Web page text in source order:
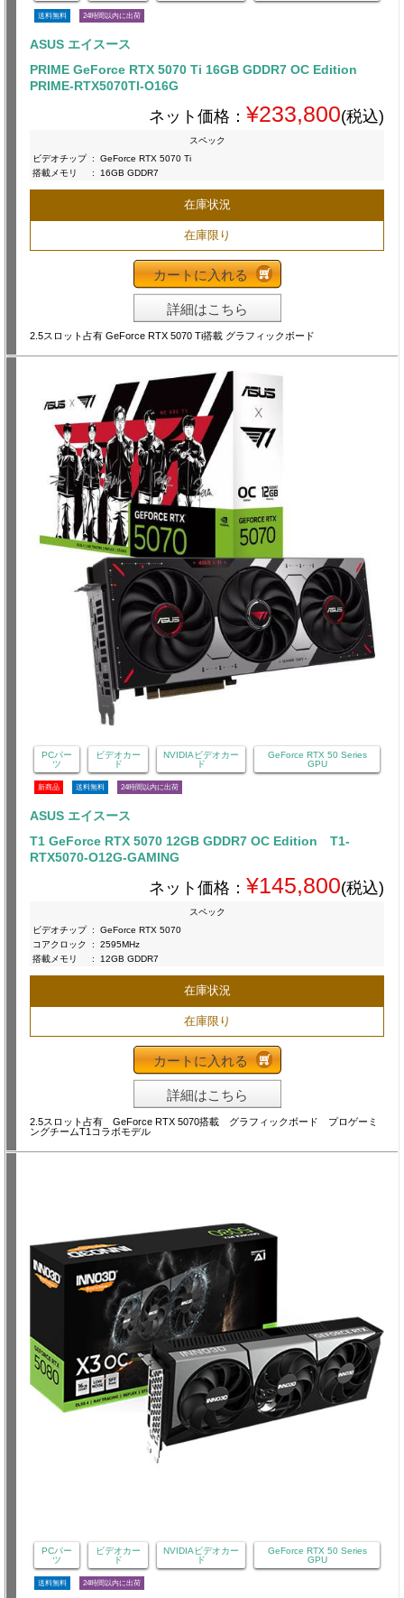
送料無料 24時間以内に出荷
ASUS エイスース
PRIME GeForce RTX 5070 Ti 16GB GDDR7 OC Edition
PRIME-RTX5070TI-O16G
ネット価格： ¥233,800(税込)
スペック
ビデオチップ :
GeForce RTX 5070 Ti
搭載メモリ
: 16GB GDDR7
在庫状況
在庫限り
カートに入れる
詳細はこちら
2.5スロット占有 GeForce RTX 5070 Ti搭載 グラフィックボード
PCパー
ツ
ビデオカー
ド
NVIDIAビデオカー
ド
GeForce RTX 50 Series
GPU
新商品 送料無料 24時間以内に出荷
ASUS エイスース
T1 GeForce RTX 5070 12GB GDDR7 OC Edition T1-
RTX5070-O12G-GAMING
ネット価格： ¥145,800(税込)
スペック
ビデオチップ :
GeForce RTX 5070
コアクロック
:
2595MHz
搭載メモリ
: 12GB GDDR7
在庫状況
在庫限り
カートに入れる
詳細はこちら
2.5スロット占有 GeForce RTX 5070搭載 グラフィックボード プロゲーミ
ングチームT1コラボモデル
PCパー
ツ
ビデオカー
ド
NVIDIAビデオカー
ド
GeForce RTX 50 Series
GPU
送料無料 24時間以内に出荷